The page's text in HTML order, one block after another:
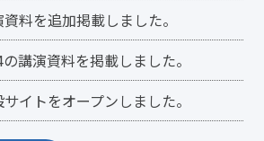
料を追加掲載しました。
講演資料を掲載しました。
イトをオープンしました。